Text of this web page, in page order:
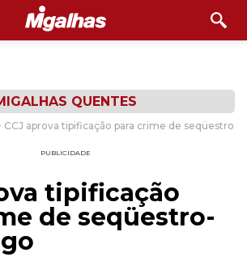
QUENTES
CCJ aprova tipificação para crime de seqüestro-
PUBLICIDADE
tipificação
de seqüestro-